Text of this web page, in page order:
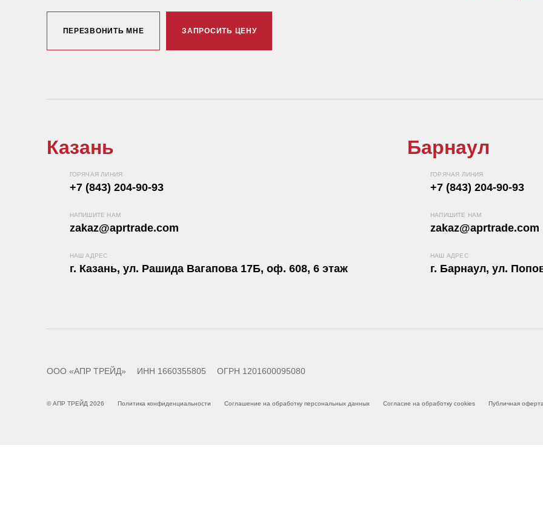
ПЕРЕЗВОНИТЬ МНЕ ЗАПРОСИТЬ ЦЕНУ
Казань
ГОРЯЧАЯ ЛИНИЯ
+7 (843) 204-90-93
НАПИШИТЕ НАМ
zakaz@aprtrade.com
НАШ АДРЕС
г. Казань, ул. Рашида Вагапова 17Б, оф. 608, 6 этаж
Барнаул
ГОРЯЧАЯ ЛИНИЯ
+7 (843) 204-90-93
НАПИШИТЕ НАМ
zakaz@aprtrade.com
НАШ АДРЕС
г. Барнаул, ул.
ООО «АПР ТРЕЙД» ИНН 1660355805 ОГРН 1201600095080
© АПР ТРЕЙД 2026 Политика конфиденциальности Соглашение на обработку персональных данных Согласие на обработку cookies Публичная оферта